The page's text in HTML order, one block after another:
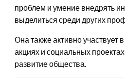
проблем и умение внедрять
выделиться среди других
Она также активно участвует
акциях и социальных
развитие общества.